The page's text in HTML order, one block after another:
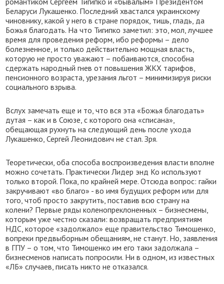
Беларуси Лукашенко. Последний хвастался украинскому
чиновнику, какой у него в стране порядок, тишь, гладь, да
Божья благодать. На что Тигипко заметил: это, мол, лучшее
время для проведения реформ, ибо реформы – дело
болезненное, и только действительно мощная власть,
которую не просто уважают – побаиваются, способна
сдержать народный гнев от повышения ЖКХ тарифов,
пенсионного возраста, урезания льгот – минимизируя риски
социального взрыва.
Вслух замечать еще и то, что вся эта «Божья благодать»
дутая – как и в Союзе, с которого она «списана»,
обещающая рухнуть на следующий день после ухода
Лукашенко, Сергей Леонидович не стал. Зря.
Теоретически, оба способа воспроизведения власти вполне
можно сочетать. Практически Лидер энд Ко используют
только второй. Пока, по крайней мере. Отсюда вопрос: гайки
закручивают «во благо» - во имя будущих реформ или для
того, чтоб просто закрутить, поставив всю страну на
колени? Первые ряды коленопреклоненных – бизнесмены,
которым уже честно сказали: возвращать предприятиям
НДС, которое «задолжало» еще правительство Тимошенко,
вопреки предвыборным обещаниям, не станут. Но, заявления
в ГПУ – о том, что Тимошенко им его таки задолжала –
бизнесменов написать попросили. Ни в одном, из известных
«ЛБ» случаев, писать никто не отказался.